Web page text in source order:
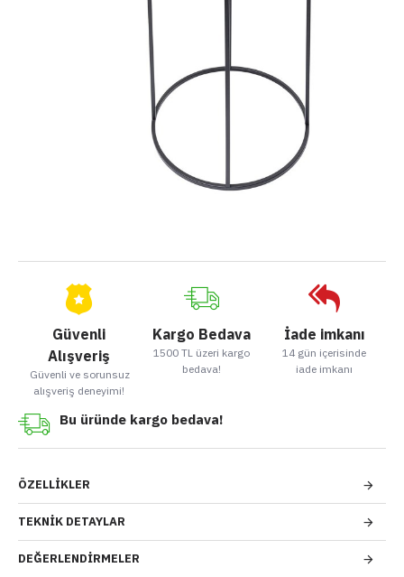
Güvenli
Alışveriş
Güvenli ve sorunsuz
alışveriş deneyimi!
Kargo Bedava
1500 TL üzeri kargo
bedava!
İade imkanı
14 gün içerisinde
iade imkanı
ÖZELLIKLER
TEKNIK DETAYLAR
DEĞERLENDIRMELER
Bu üründe kargo bedava!